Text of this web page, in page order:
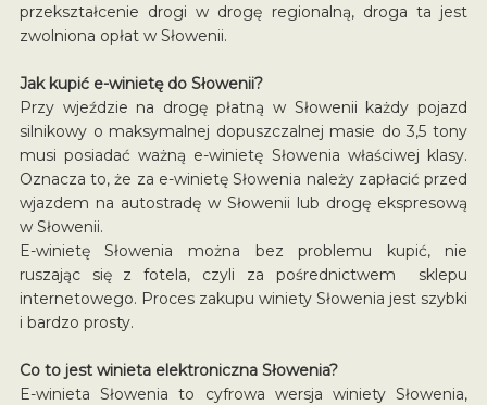
przekształcenie drogi w drogę regionalną, droga ta jest
zwolniona opłat w Słowenii.
Jak kupić e-winietę do Słowenii?
Przy wjeździe na drogę płatną w Słowenii każdy pojazd
silnikowy o maksymalnej dopuszczalnej masie do 3,5 tony
musi posiadać ważną e-winietę Słowenia właściwej klasy.
Oznacza to, że za e-winietę Słowenia należy zapłacić przed
wjazdem na autostradę w Słowenii lub drogę ekspresową
w Słowenii.
E-winietę Słowenia można bez problemu kupić, nie
ruszając się z fotela, czyli za pośrednictwem sklepu
internetowego. Proces zakupu winiety Słowenia jest szybki
i bardzo prosty.
Co to jest winieta elektroniczna Słowenia?
E-winieta Słowenia to cyfrowa wersja winiety Słowenia,